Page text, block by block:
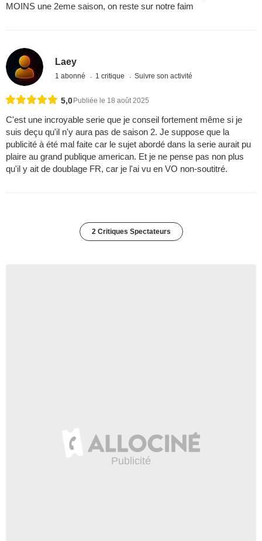
MOINS une 2eme saison, on reste sur notre faim
Laey
1 abonné 1 critique Suivre son activité
5,0Publiée le 18 août 2025
C'est une incroyable serie que je conseil fortement même si je
suis deçu qu'il n'y aura pas de saison 2. Je suppose que la
publicité à été mal faite car le sujet abordé dans la serie aurait pu
plaire au grand publique american. Et je ne pense pas non plus
qu'il y ait de doublage FR, car je l'ai vu en VO non-soutitré.
2 Critiques Spectateurs